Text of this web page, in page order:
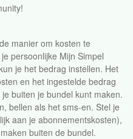
manier om kosten te
persoonlijke Mijn Simpel
je het bedrag instellen. Het
en het ingestelde bedrag
buiten je bundel kunt maken.
bellen als het sms-en. Stel je
aan je abonnementskosten),
buiten de bundel.